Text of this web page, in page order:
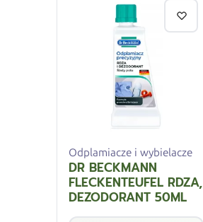
Odplamiacze i wybielacze
DR BECKMANN
FLECKENTEUFEL RDZA,
DEZODORANT 50ML